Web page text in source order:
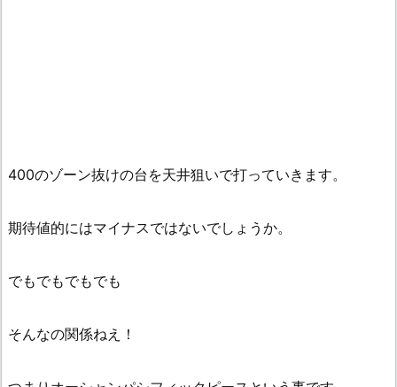
400のゾーン抜けの台を天井狙いで打っていきます。
期待値的にはマイナスではないでしょうか。
でもでもでもでも
そんなの関係ねえ！